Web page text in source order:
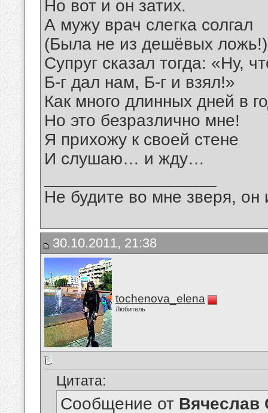
Но вот и он затих.
А мужу врач слегка солгал
(Была не из дешёвых ложь!)
Супруг сказал тогда: «Ну,
Б-г дал нам, Б-г и взял!»
Как много длинных дней в
Но это безразлично мне!
Я прихожу к своей стене
И слушаю… и жду…
Не будите во мне зверя, он
30.10.2011, 21:38
tochenova_elena
Любитель
Цитата:
Сообщение от Вячеслав